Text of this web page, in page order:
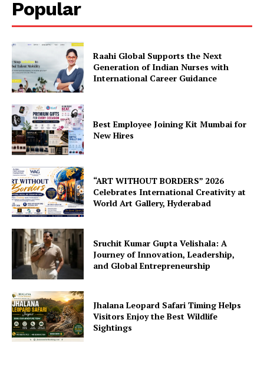
Popular
Raahi Global Supports the Next
Generation of Indian Nurses with
International Career Guidance
Best Employee Joining Kit Mumbai for
New Hires
“ART WITHOUT BORDERS” 2026
Celebrates International Creativity at
World Art Gallery, Hyderabad
Sruchit Kumar Gupta Velishala: A
Journey of Innovation, Leadership,
and Global Entrepreneurship
Jhalana Leopard Safari Timing Helps
Visitors Enjoy the Best Wildlife
Sightings